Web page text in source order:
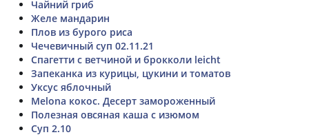
Чайний гриб
Желе мандарин
Плов из бурого риса
Чечевичный суп 02.11.21
Спагетти с ветчиной и брокколи leicht
Запеканка из курицы, цукини и томатов
Уксус яблочный
Melona кокос. Десерт замороженный
Полезная овсяная каша с изюмом
Суп 2.10